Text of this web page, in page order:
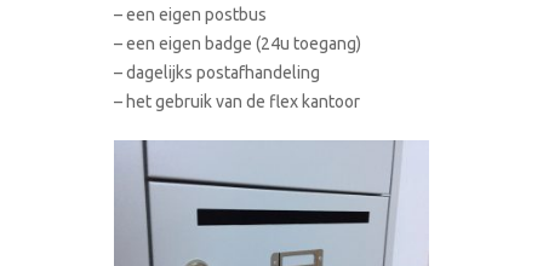
– een eigen postbus
– een eigen badge (24u toegang)
– dagelijks postafhandeling
– het gebruik van de flex kantoor